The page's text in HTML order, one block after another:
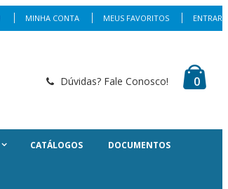
MINHA CONTA MEUS FAVORITOS ENTRAR
Dúvidas? Fale Conosco! 0
CATÁLOGOS DOCUMENTOS